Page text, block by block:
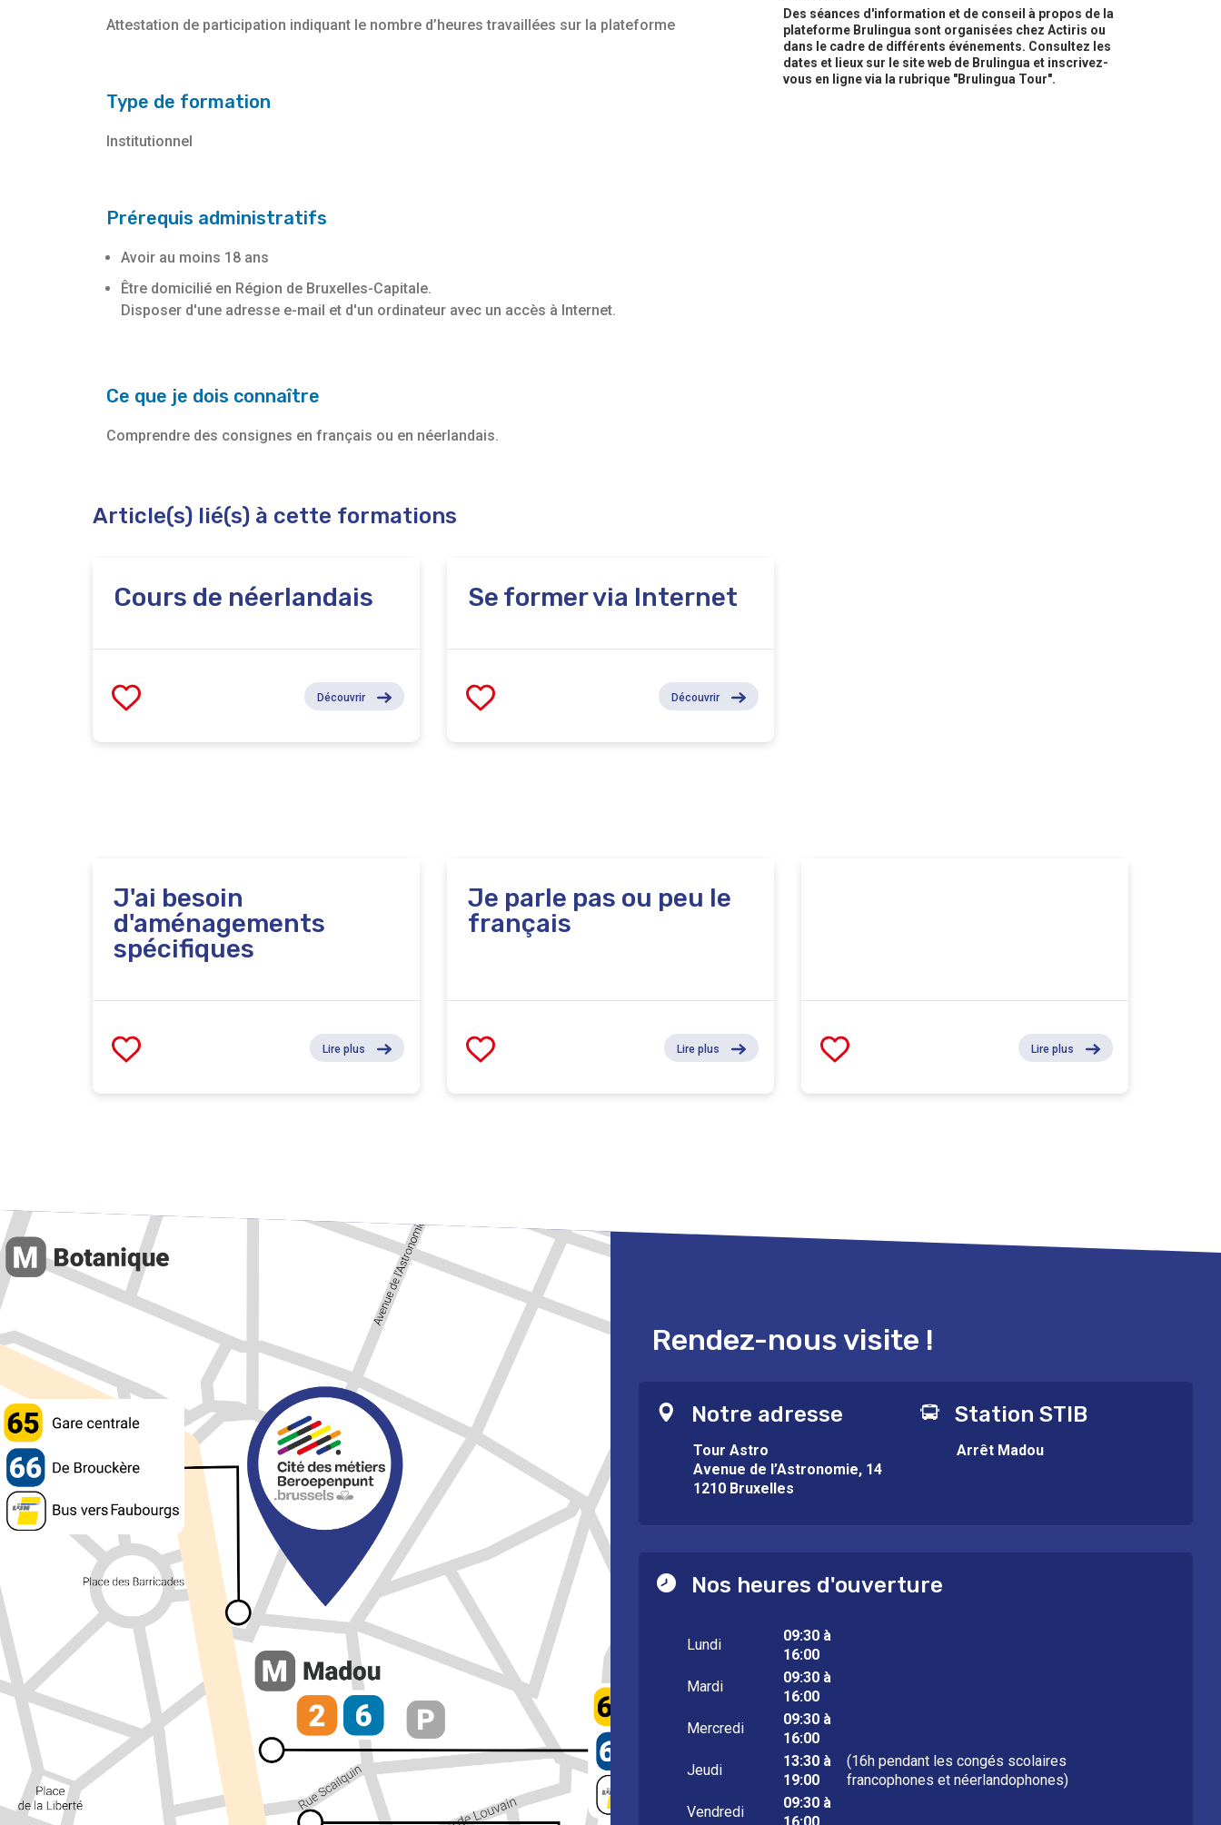
Attestation de participation indiquant le nombre d’heures travaillées sur la plateforme
Type de formation
Institutionnel
Prérequis administratifs
Avoir au moins 18 ans
Être domicilié en Région de Bruxelles-Capitale.
Disposer d'une adresse e-mail et d'un ordinateur avec un accès à Internet.
Ce que je dois connaître
Comprendre des consignes en français ou en néerlandais.
Des séances d'information et de conseil à propos de la
plateforme Brulingua sont organisées chez Actiris ou
dans le cadre de différents événements. Consultez les
dates et lieux sur le site web de Brulingua et inscrivez-
vous en ligne via la rubrique "Brulingua Tour".
Article(s) lié(s) à cette formations
Cours de néerlandais
Découvrir
Se former via Internet
Découvrir
J'ai besoin
d'aménagements
spécifiques
Lire plus
Je parle pas ou peu le
français
Lire plus Lire plus
Rendez-nous visite !
Notre adresse
Tour Astro
Avenue de l’Astronomie, 14
1210 Bruxelles
Station STIB
Arrêt Madou
Nos heures d'ouverture
Lundi
09:30 à
16:00
Mardi
09:30 à
16:00
Mercredi
09:30 à
16:00
Jeudi
13:30 à
19:00
(16h pendant les congés scolaires
francophones et néerlandophones)
Vendredi
09:30 à